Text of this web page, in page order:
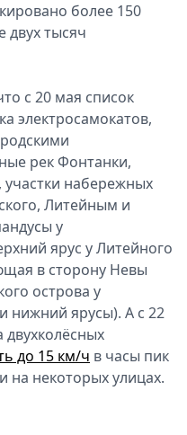
более 150
двух тысяч
с 20 мая список
электросамокатов,
рек Фонтанки,
набережных
Литейным и
у
ярус у Литейного
в сторону Невы
острова у
нижний ярусы). А с 22
до 15 км/ч в часы пик
на некоторых улицах.